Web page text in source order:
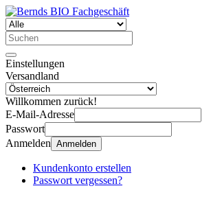
Einstellungen
Versandland
Willkommen zurück!
E-Mail-Adresse
Passwort
Anmelden Anmelden
Kundenkonto erstellen
Passwort vergessen?